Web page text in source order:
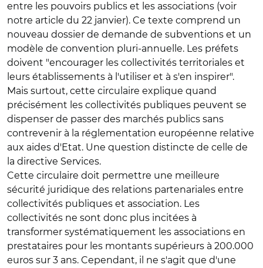
entre les pouvoirs publics et les associations (voir
notre article du 22 janvier). Ce texte comprend un
nouveau dossier de demande de subventions et un
modèle de convention pluri-annuelle. Les préfets
doivent "encourager les collectivités territoriales et
leurs établissements à l'utiliser et à s'en inspirer".
Mais surtout, cette circulaire explique quand
précisément les collectivités publiques peuvent se
dispenser de passer des marchés publics sans
contrevenir à la réglementation européenne relative
aux aides d'Etat. Une question distincte de celle de
la directive Services.
Cette circulaire doit permettre une meilleure
sécurité juridique des relations partenariales entre
collectivités publiques et association. Les
collectivités ne sont donc plus incitées à
transformer systématiquement les associations en
prestataires pour les montants supérieurs à 200.000
euros sur 3 ans. Cependant, il ne s'agit que d'une